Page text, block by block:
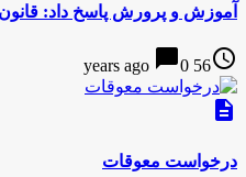
آموزش و پرورش پاسخ داد:
access_time
56 years ago
chat_bubble0
description
درخواست معوقات